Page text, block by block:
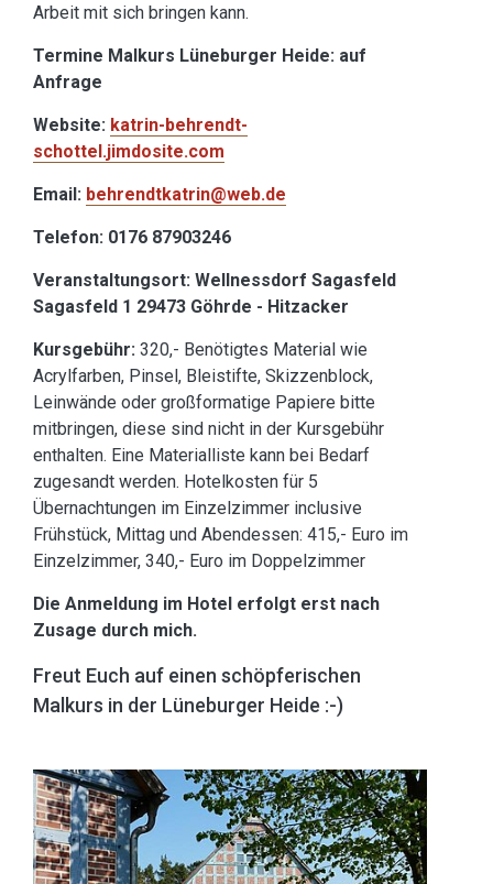
Arbeit mit sich bringen kann.
Termine Malkurs Lüneburger Heide: auf
Anfrage
Website: katrin-behrendt-
schottel.jimdosite.com
Email: behrendtkatrin@web.de
Telefon: 0176 87903246
Veranstaltungsort: Wellnessdorf Sagasfeld
Sagasfeld 1 29473 Göhrde - Hitzacker
Kursgebühr: 320,- Benötigtes Material wie
Acrylfarben, Pinsel, Bleistifte, Skizzenblock,
Leinwände oder großformatige Papiere bitte
mitbringen, diese sind nicht in der Kursgebühr
enthalten. Eine Materialliste kann bei Bedarf
zugesandt werden. Hotelkosten für 5
Übernachtungen im Einzelzimmer inclusive
Frühstück, Mittag und Abendessen: 415,- Euro im
Einzelzimmer, 340,- Euro im Doppelzimmer
Die Anmeldung im Hotel erfolgt erst nach
Zusage durch mich.
Freut Euch auf einen schöpferischen
Malkurs in der Lüneburger Heide :-)